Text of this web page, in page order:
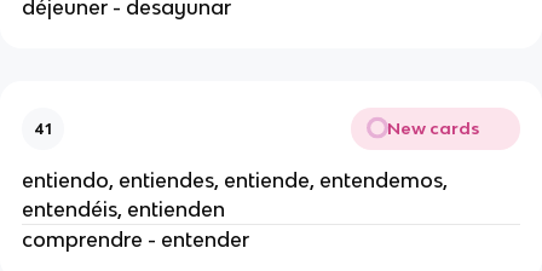
déjeuner - desayunar
41 New cards
entiendo, entiendes, entiende, entendemos,
entendéis, entienden
comprendre - entender